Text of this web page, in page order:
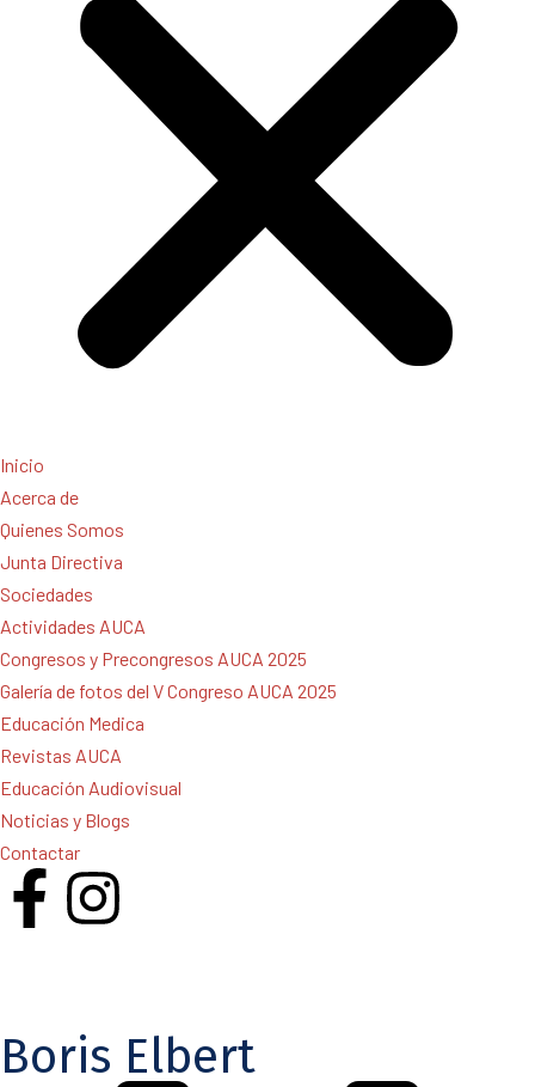
Inicio
Acerca de
Quienes Somos
Junta Directiva
Sociedades
Actividades AUCA
Congresos y Precongresos AUCA 2025
Galería de fotos del V Congreso AUCA 2025
Educación Medica
Revistas AUCA
Educación Audiovisual
Noticias y Blogs
Contactar
Boris Elbert